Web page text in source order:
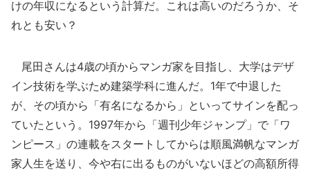
けの年収になるという計算だ。これは高いのだろうか、そ
れとも安い？
尾田さんは4歳の頃からマンガ家を目指し、大学はデザ
イン技術を学ぶため建築学科に進んだ。1年で中退した
が、その頃から「有名になるから」といってサインを配っ
ていたという。1997年から「週刊少年ジャンプ」で「ワ
ンピース」の連載をスタートしてからは順風満帆なマンガ
家人生を送り、今や右に出るものがいないほどの高額所得